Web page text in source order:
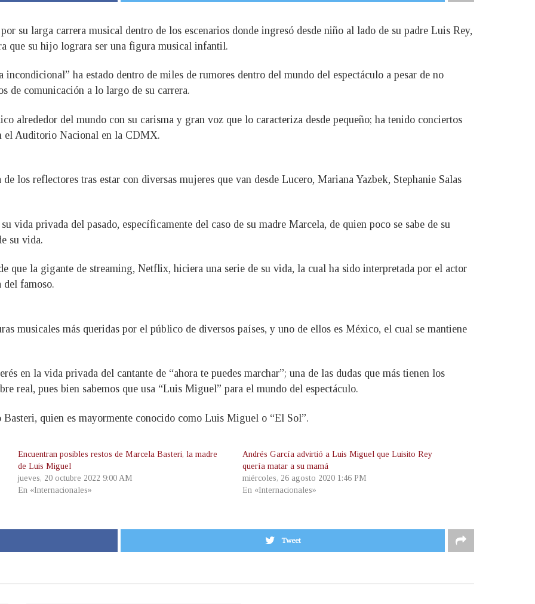
su larga carrera musical dentro de los escenarios donde ingresó desde niño al lado de su padre Luis Rey,
que su hijo lograra ser una figura musical infantil.
incondicional” ha estado dentro de miles de rumores dentro del mundo del espectáculo a pesar de no
de comunicación a lo largo de su carrera.
alrededor del mundo con su carisma y gran voz que lo caracteriza desde pequeño; ha tenido conciertos
el Auditorio Nacional en la CDMX.
los reflectores tras estar con diversas mujeres que van desde Lucero, Mariana Yazbek, Stephanie Salas
vida privada del pasado, específicamente del caso de su madre Marcela, de quien poco se sabe de su
su vida.
que la gigante de streaming, Netflix, hiciera una serie de su vida, la cual ha sido interpretada por el actor
famoso.
musicales más queridas por el público de diversos países, y uno de ellos es México, el cual se mantiene
en la vida privada del cantante de “ahora te puedes marchar”; una de las dudas que más tienen los
real, pues bien sabemos que usa “Luis Miguel” para el mundo del espectáculo.
quien es mayormente conocido como Luis Miguel o “El Sol”.
Encuentran posibles restos de Marcela Basteri, la madre
de Luis Miguel
jueves, 20 octubre 2022 9:00 AM
En «Internacionales»
Andrés García advirtió a Luis Miguel que Luisito Rey
quería matar a su mamá
miércoles, 26 agosto 2020 1:46 PM
En «Internacionales»
Tweet